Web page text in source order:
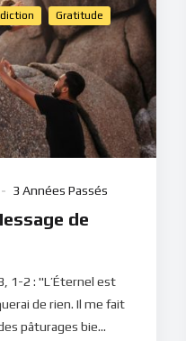
Gratitude
3 Années Passés
de
1-2 : "L’Éternel est
de rien. Il me fait
pâturages bie...